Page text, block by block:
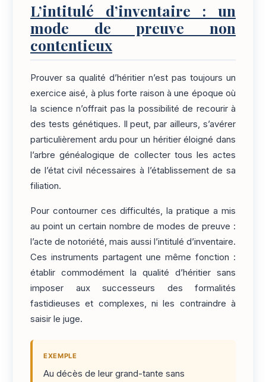
L’intitulé d’inventaire : un
mode de preuve non
contentieux
Prouver sa qualité d’héritier n’est pas toujours un
exercice aisé, à plus forte raison à une époque où
la science n’offrait pas la possibilité de recourir à
des tests génétiques. Il peut, par ailleurs, s’avérer
particulièrement ardu pour un héritier éloigné dans
l’arbre généalogique de collecter tous les actes
de l’état civil nécessaires à l’établissement de sa
filiation.
Pour contourner ces difficultés, la pratique a mis
au point un certain nombre de modes de preuve :
l’acte de notoriété, mais aussi l’intitulé d’inventaire.
Ces instruments partagent une même fonction :
établir commodément la qualité d’héritier sans
imposer aux successeurs des formalités
fastidieuses et complexes, ni les contraindre à
saisir le juge.
EXEMPLE
Au décès de leur grand-tante sans